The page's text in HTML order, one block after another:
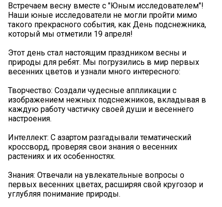
Встречаем весну вместе с "Юным исследователем"!
Наши юные исследователи не могли пройти мимо
такого прекрасного события, как День подснежника,
который мы отметили 19 апреля!
Этот день стал настоящим праздником весны и
природы для ребят. Мы погрузились в мир первых
весенних цветов и узнали много интересного:
Творчество: Создали чудесные аппликации с
изображением нежных подснежников, вкладывая в
каждую работу частичку своей души и весеннего
настроения.
Интеллект: С азартом разгадывали тематический
кроссворд, проверяя свои знания о весенних
растениях и их особенностях.
Знания: Отвечали на увлекательные вопросы о
первых весенних цветах, расширяя свой кругозор и
углубляя понимание природы.